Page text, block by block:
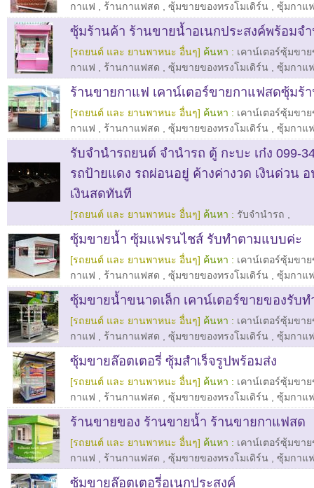
กาแฟ
ร้านกาแฟสด ซุ้มขายของทรงโมเดิร์น ซุ้มกาแ
ซุ้มร้านค้า ร้านขายน้ำอเนกประสงค์พร้อมจ
[รถยนต์ และ ยานพาหนะ อื่นๆ] ค้นหา : เคาน์เตอร์ซุ้มขา
กาแฟ
ร้านกาแฟสด ซุ้มขายของทรงโมเดิร์น ซุ้มกาแ
ร้านขายกาแฟ เคาน์เตอร์ขายกาแฟสดซุ้มร้
[รถยนต์ และ ยานพาหนะ อื่นๆ] ค้นหา : เคาน์เตอร์ซุ้มขา
กาแฟ
ร้านกาแฟสด ซุ้มขายของทรงโมเดิร์น ซุ้มกาแ
รับจำนำรถยนต์ จำนำรถ ตู้ กะบะ เก๋ง 099-
รถป้ายแดง รถผ่อนอยู่ ค้างค่างวด เงินด่วน
เงินสดทันที
[รถยนต์ และ ยานพาหนะ อื่นๆ] ค้นหา : รับจำนำรถ
ซุ้มขายน้ำ ซุ้มแฟรนไชส์ รับทำตามแบบค่ะ
[รถยนต์ และ ยานพาหนะ อื่นๆ] ค้นหา : เคาน์เตอร์ซุ้มขา
กาแฟ
ร้านกาแฟสด ซุ้มขายของทรงโมเดิร์น ซุ้มกาแ
ซุ้มขายน้ำขนาดเล็ก เคาน์เตอร์ขายของรับ
[รถยนต์ และ ยานพาหนะ อื่นๆ] ค้นหา : เคาน์เตอร์ซุ้มขา
กาแฟ
ร้านกาแฟสด ซุ้มขายของทรงโมเดิร์น ซุ้มกาแ
ซุ้มขายล๊อตเตอรี่ ซุ้มสำเร็จรูปพร้อมส่ง
[รถยนต์ และ ยานพาหนะ อื่นๆ] ค้นหา : เคาน์เตอร์ซุ้มขา
กาแฟ
ร้านกาแฟสด ซุ้มขายของทรงโมเดิร์น ซุ้มกาแ
ร้านขายของ ร้านขายน้ำ ร้านขายกาแฟสด
[รถยนต์ และ ยานพาหนะ อื่นๆ] ค้นหา : เคาน์เตอร์ซุ้มขา
กาแฟ
ร้านกาแฟสด ซุ้มขายของทรงโมเดิร์น ซุ้มกาแ
ซุ้มขายล๊อตเตอรี่อเนกประสงค์